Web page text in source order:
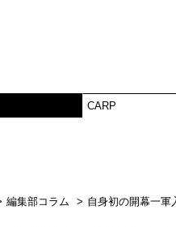
CARP
編集部コラム 自身初の開幕一軍